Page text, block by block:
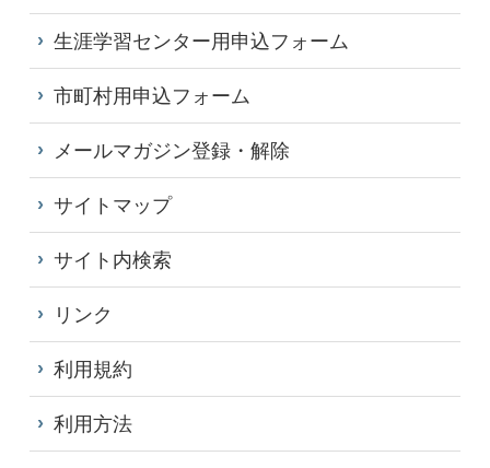
生涯学習センター用申込フォーム
市町村用申込フォーム
メールマガジン登録・解除
サイトマップ
サイト内検索
リンク
利用規約
利用方法